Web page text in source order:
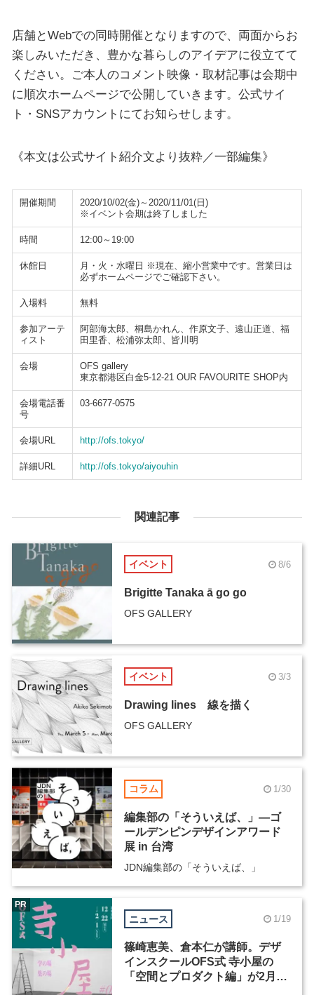
店舗とWebでの同時開催となりますので、両面からお
楽しみいただき、豊かな暮らしのアイデアに役立てて
ください。ご本人のコメント映像・取材記事は会期中
に順次ホームページで公開していきます。公式サイ
ト・SNSアカウントにてお知らせします。
《本文は公式サイト紹介文より抜粋／一部編集》
開催期間
2020/10/02(金)～2020/11/01(日)
※イベント会期は終了しました
時間 12:00～19:00
休館日
月・火・水曜日 ※現在、縮小営業中です。営業日は
必ずホームページでご確認下さい。
入場料 無料
参加アーテ
ィスト
阿部海太郎、桐島かれん、作原文子、遠山正道、福
田里香、松浦弥太郎、皆川明
会場
OFS gallery
東京都港区白金5-12-21 OUR FAVOURITE SHOP内
会場電話番
号
03-6677-0575
会場URL http://ofs.tokyo/
詳細URL http://ofs.tokyo/aiyouhin
関連記事
イベント 8/6
Brigitte Tanaka ā go go
OFS GALLERY
イベント 3/3
Drawing lines 線を描く
OFS GALLERY
コラム 1/30
編集部の「そういえば、」―ゴ
ールデンピンデザインアワード
展 in 台湾
JDN編集部の「そういえば、」
ニュース 1/19
篠崎恵美、倉本仁が講師。デザ
インスクールOFS式 寺小屋の
「空間とプロダクト編」が2月1
PR